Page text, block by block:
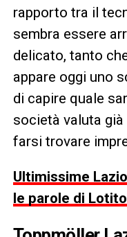
rapporto tra il
sembra essere
delicato, tanto
appare oggi uno
di capire quale
società valuta
farsi trovare
Ultimissime
le parole di